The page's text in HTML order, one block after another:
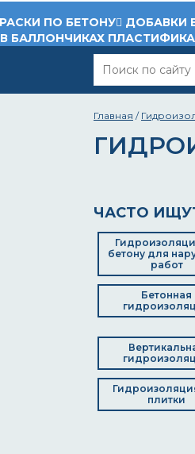
ПО БЕТОНУ
ДОБАВКИ
БАЛЛОНЧИКАХ
Главная /
ЧАСТО
бетону для
работ
Бетонная
плитки